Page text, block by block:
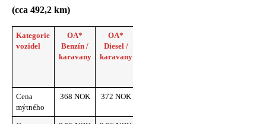
(cca 492,2 km)
Kategorie
vozidel
OA*
Benzín /
karavany
OA*
Diesel /
karavany
Cena
mýtného
368 NOK 372 NOK